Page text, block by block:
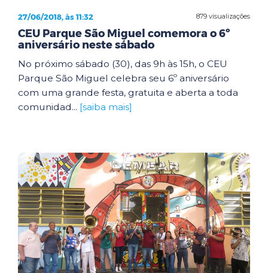
879 visualizações
27/06/2018, às 11:32
CEU Parque São Miguel comemora o 6º
aniversário neste sábado
No próximo sábado (30), das 9h às 15h, o CEU
Parque São Miguel celebra seu 6º aniversário
com uma grande festa, gratuita e aberta a toda
comunidad... [saiba mais]